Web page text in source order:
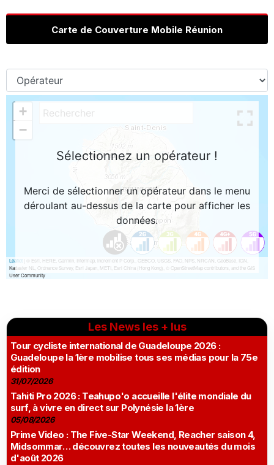
Carte de Couverture Mobile Réunion
Les News les + lus
Tour cycliste international de Guadeloupe 2026 :
Guadeloupe la 1ère mobilise tous ses médias pour la 75e
édition
31/07/2026
Tahiti Pro 2026 : Teahupo'o accueille l'élite mondiale du
surf, à vivre en direct sur Polynésie la 1ère
05/08/2026
Prime Video : The Five-Star Weekend, Reacher saison 4,
Midsommar… découvrez toutes les nouveautés du mois
d'août 2026